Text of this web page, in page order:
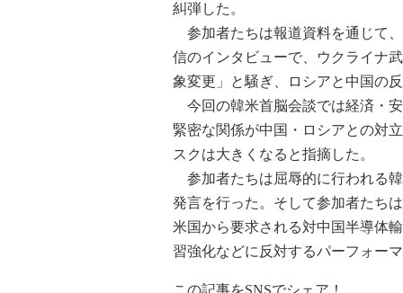
糾弾した。
参加者たちは報道資料を通じて
信のインタビューで、ウクライナ
象変更」と騒ぎ、ロシアと中国の
今回の韓米首脳会談では経済・
緊密な関係が中国・ロシアとの対
スクは大きくなると指摘した。
参加者たちは屈辱的に行われる
発言を行った。そして参加者たち
米国から要求される対中国半導体
習強化などに反対するパーフォーマ
この記事をSNSでシェア！